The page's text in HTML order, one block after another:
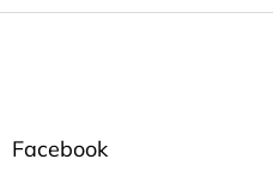
Facebook